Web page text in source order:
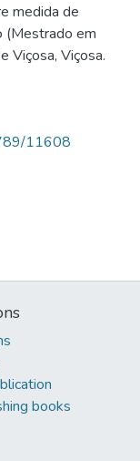
medida de
(Mestrado em
Viçosa, Viçosa.
11608
books